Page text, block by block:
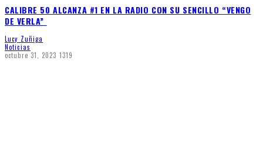
CALIBRE 50 ALCANZA #1 EN LA RADIO CON SU SENCILLO “VENGO
DE VERLA”
Lucy Zuñiga
Noticias
octubre 31, 2023 1319